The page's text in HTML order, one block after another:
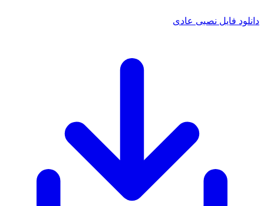
فایل نصبی عادی